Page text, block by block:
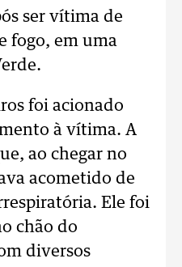
ser vítima de
fogo, em uma
foi acionado
à vítima. A
ao chegar no
acometido de
Ele foi
chão do
diversos